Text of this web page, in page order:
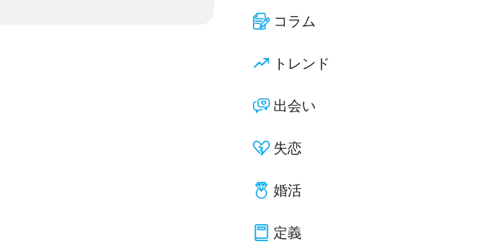
コラム
トレンド
出会い
失恋
婚活
定義